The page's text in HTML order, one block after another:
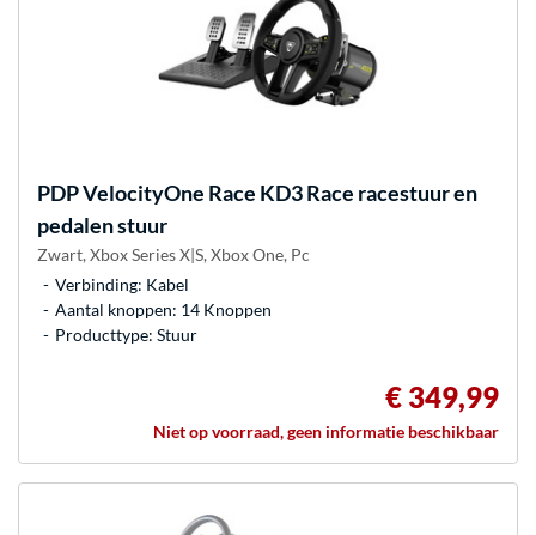
PDPVelocityOne Race KD3 Race racestuur en
pedalen stuur
Zwart, Xbox Series X|S, Xbox One, Pc
Verbinding: Kabel
Aantal knoppen: 14 Knoppen
Producttype: Stuur
€ 349,99
Niet op voorraad, geen informatie beschikbaar